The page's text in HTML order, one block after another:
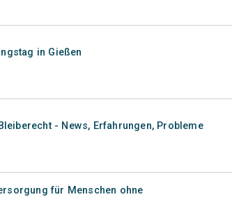
in Gießen
- News, Erfahrungen, Probleme
für Menschen ohne